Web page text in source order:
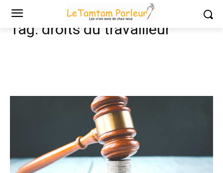
Tags Droits du travailleur
Tag: droits du travailleur